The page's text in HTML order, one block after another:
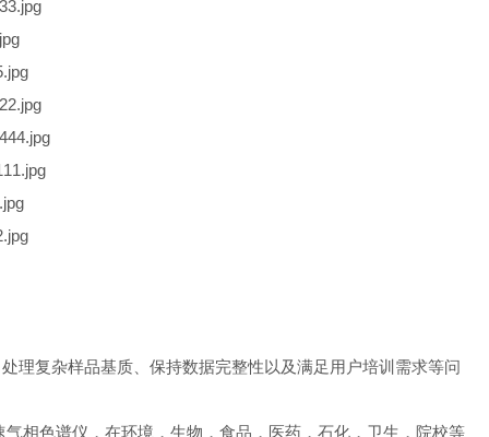
理复杂样品基质、保持数据完整性以及满足用户培训需求等问
相色谱仪，在环境，生物，食品，医药，石化，卫生，院校等